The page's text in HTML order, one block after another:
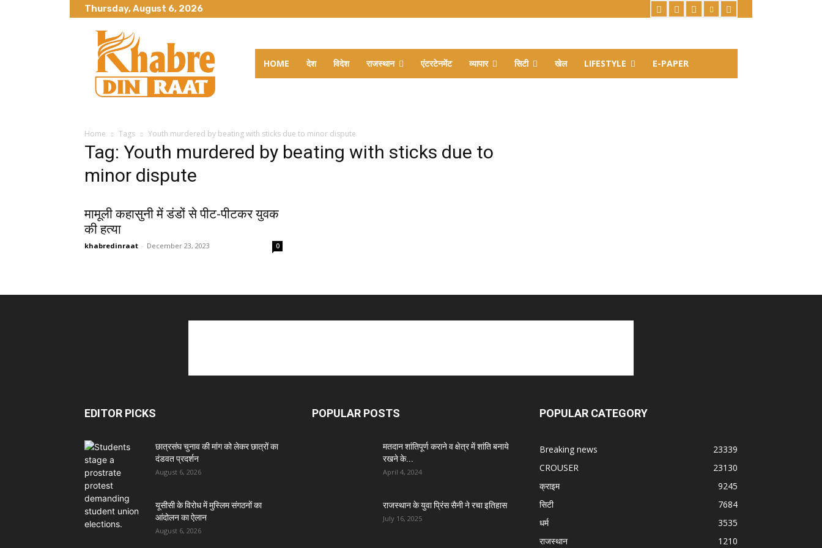
Thursday, August 6, 2026
HOME देश विदेश राजस्थान एंटरटेनमेंट व्यापार सिटी खेल LIFESTYLE E-PAPER
Home Tags Youth murdered by beating with sticks due to minor dispute ​
Tag: Youth murdered by beating with sticks due to
minor dispute ​
मामूली कहासुनी में डंडों से पीट-पीटकर युवक
की हत्या
khabredinraat - December 23, 2023 0
EDITOR PICKS
छात्रसंघ चुनाव की मांग को लेकर छात्रों का
दंडवत प्रदर्शन
August 6, 2026
यूसीसी के विरोध में मुस्लिम संगठनों का
आंदोलन का ऐलान
August 6, 2026
POPULAR POSTS
मतदान शांतिपूर्ण कराने व क्षेत्र में शांति बनाये
रखने के...
April 4, 2024
राजस्थान के युवा प्रिंस सैनी ने रचा इतिहास
July 16, 2025
POPULAR CATEGORY
Breaking news
23339
CROUSER
23130
क्राइम
9245
सिटी
7684
धर्म
3535
राजस्थान
1210